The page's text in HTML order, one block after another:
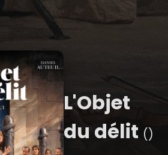
L'Objet
du délit ()